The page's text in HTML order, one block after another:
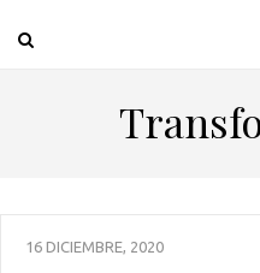
16 DICIEMBRE, 2020